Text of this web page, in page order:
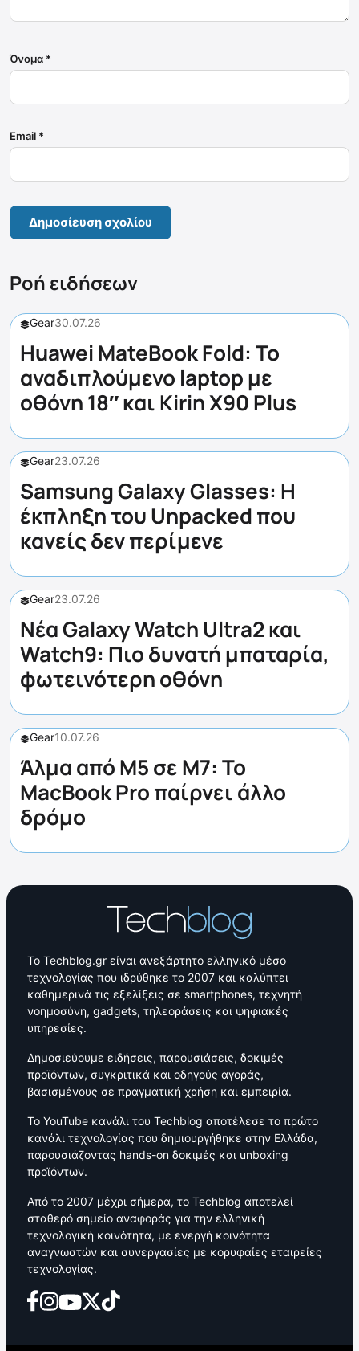
Όνομα *
Email *
Ροή ειδήσεων
Gear30.07.26
Huawei MateBook Fold: Το
αναδιπλούμενο laptop με
οθόνη 18″ και Kirin X90 Plus
Gear23.07.26
Samsung Galaxy Glasses: Η
έκπληξη του Unpacked που
κανείς δεν περίμενε
Gear23.07.26
Νέα Galaxy Watch Ultra2 και
Watch9: Πιο δυνατή μπαταρία,
φωτεινότερη οθόνη
Gear10.07.26
Άλμα από M5 σε M7: Το
MacBook Pro παίρνει άλλο
δρόμο
Το Techblog.gr είναι ανεξάρτητο ελληνικό μέσο
τεχνολογίας που ιδρύθηκε το 2007 και καλύπτει
καθημερινά τις εξελίξεις σε smartphones, τεχνητή
νοημοσύνη, gadgets, τηλεοράσεις και ψηφιακές
υπηρεσίες.
Δημοσιεύουμε ειδήσεις, παρουσιάσεις, δοκιμές
προϊόντων, συγκριτικά και οδηγούς αγοράς,
βασισμένους σε πραγματική χρήση και εμπειρία.
Το YouTube κανάλι του Techblog αποτέλεσε το πρώτο
κανάλι τεχνολογίας που δημιουργήθηκε στην Ελλάδα,
παρουσιάζοντας hands-on δοκιμές και unboxing
προϊόντων.
Από το 2007 μέχρι σήμερα, το Techblog αποτελεί
σταθερό σημείο αναφοράς για την ελληνική
τεχνολογική κοινότητα, με ενεργή κοινότητα
αναγνωστών και συνεργασίες με κορυφαίες εταιρείες
τεχνολογίας.